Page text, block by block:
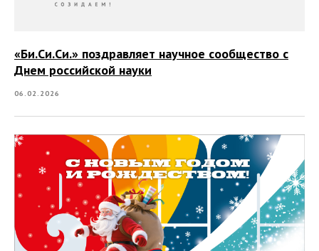
«Би.Си.Си.» поздравляет научное сообщество с
Днем российской науки
06.02.2026